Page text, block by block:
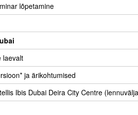
lõpetamine
laevalt
ja ärikohtumised
Ibis Dubai Deira City Centre